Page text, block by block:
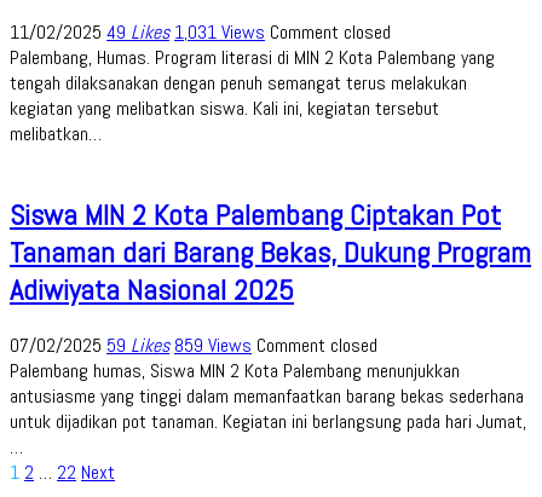
11/02/2025 49 Likes 1,031 Views Comment closed
Palembang, Humas. Program literasi di MIN 2 Kota Palembang yang
tengah dilaksanakan dengan penuh semangat terus melakukan
kegiatan yang melibatkan siswa. Kali ini, kegiatan tersebut
melibatkan…
Siswa MIN 2 Kota Palembang Ciptakan Pot
Tanaman dari Barang Bekas, Dukung Program
Adiwiyata Nasional 2025
07/02/2025 59 Likes 859 Views Comment closed
Palembang humas, Siswa MIN 2 Kota Palembang menunjukkan
antusiasme yang tinggi dalam memanfaatkan barang bekas sederhana
untuk dijadikan pot tanaman. Kegiatan ini berlangsung pada hari Jumat,
…
Paginasi
1 2 … 22 Next